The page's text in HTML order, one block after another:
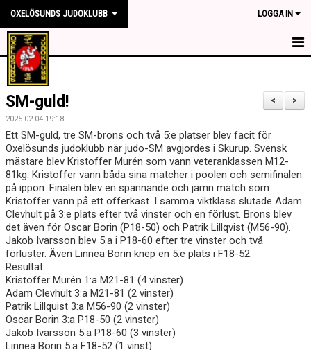
OXELÖSUNDS JUDOKLUBB LOGGA IN
HEM
NYHETER
OM KLUBBEN
TRÄNINGSTIDER
TÄVLING
KONTAKT
SPONSORER
MEDLEMSKAP
KALENDER
WEBSHOP
>
<
SM-guld!
2025-02-04 19:18
Ett SM-guld, tre SM-brons och två 5:e platser blev facit för
Oxelösunds judoklubb när judo-SM avgjordes i Skurup. Svensk
mästare blev Kristoffer Murén som vann veteranklassen M12-
81kg. Kristoffer vann båda sina matcher i poolen och semifinalen
på ippon. Finalen blev en spännande och jämn match som
Kristoffer vann på ett offerkast. I samma viktklass slutade Adam
Clevhult på 3:e plats efter två vinster och en förlust. Brons blev
det även för Oscar Borin (P18-50) och Patrik Lillqvist (M56-90).
Jakob Ivarsson blev 5:a i P18-60 efter tre vinster och två
förluster. Även Linnea Borin knep en 5:e plats i F18-52.
Resultat:
Kristoffer Murén 1:a M21-81 (4 vinster)
Adam Clevhult 3:a M21-81 (2 vinster)
Patrik Lillquist 3:a M56-90 (2 vinster)
Oscar Borin 3:a P18-50 (2 vinster)
Jakob Ivarsson 5:a P18-60 (3 vinster)
Linnea Borin 5:a F18-52 (1 vinst)